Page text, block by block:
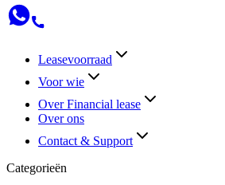
Leasevoorraad
Voor wie
Over Financial lease
Over ons
Contact & Support
Categorieën